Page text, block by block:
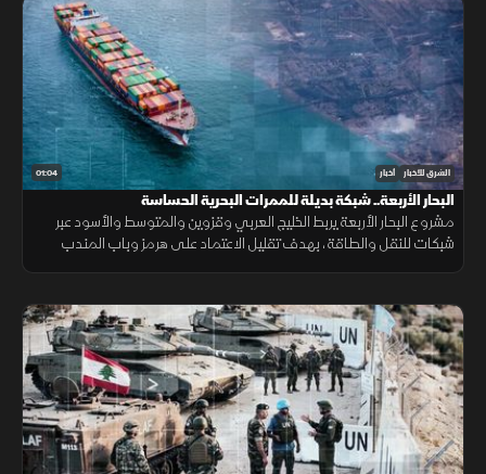
01:04 الشرق للأخبار أخبار
البحار الأربعة.. شبكة بديلة للممرات البحرية الحساسة
مشروع البحار الأربعة يربط الخليج العربي وقزوين والمتوسط والأسود عبر
شبكات للنقل والطاقة، بهدف تقليل الاعتماد على هرمز وباب المندب